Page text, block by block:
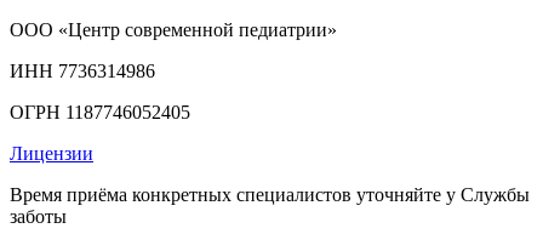
ООО «Центр современной педиатрии»
ИНН 7736314986
ОГРН 1187746052405
Лицензии
Время приёма конкретных специалистов уточняйте у Службы
заботы